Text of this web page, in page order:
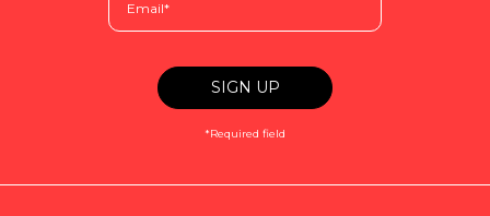
*Required field